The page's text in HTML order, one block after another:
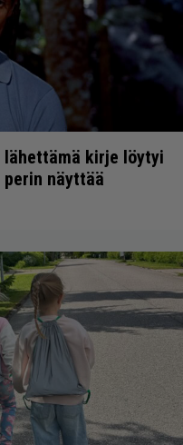
kirje löytyi
näyttää